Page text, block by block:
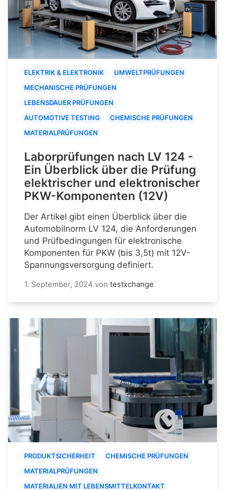
ELEKTRIK & ELEKTRONIK
UMWELTPRÜFUNGEN
MECHANISCHE PRÜFUNGEN
LEBENSDAUER PRÜFUNGEN
AUTOMOTIVE TESTING
CHEMISCHE PRÜFUNGEN
MATERIALPRÜFUNGEN
Laborprüfungen nach LV 124 -
Ein Überblick über die Prüfung
elektrischer und elektronischer
PKW-Komponenten (12V)
Der Artikel gibt einen Überblick über die
Automobilnorm LV 124, die Anforderungen
und Prüfbedingungen für elektronische
Komponenten für PKW (bis 3,5t) mit 12V-
Spannungsversorgung definiert.
1. September, 2024 von testxchange
PRODUKTSICHERHEIT
CHEMISCHE PRÜFUNGEN
MATERIALPRÜFUNGEN
MATERIALIEN MIT LEBENSMITTELKONTAKT